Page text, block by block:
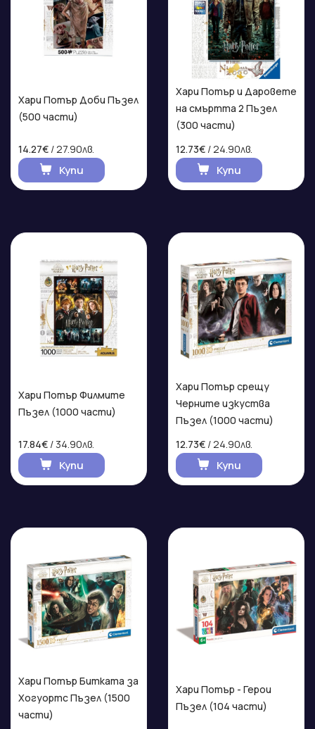
Хари Потър Доби Пъзел
(500 части)
14.27€ / 27.90лв.
Купи
Хари Потър и Даровете
на смъртта 2 Пъзел
(300 части)
12.73€ / 24.90лв.
Купи
Хари Потър Филмите
Пъзел (1000 части)
17.84€ / 34.90лв.
Купи
Хари Потър срещу
Черните изкуства
Пъзел (1000 части)
12.73€ / 24.90лв.
Купи
Хари Потър Битката за
Хогуортс Пъзел (1500
части)
Хари Потър - Герои
Пъзел (104 части)